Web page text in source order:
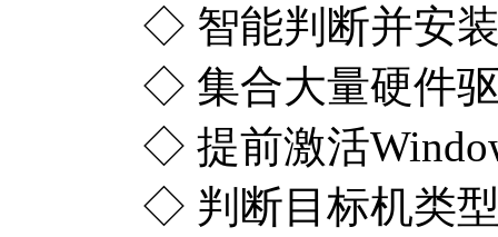
◇ 智能判断并安
◇ 集合大量硬件
◇ 提前激活
◇ 判断目标机类